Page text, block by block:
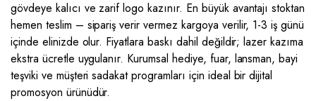
gövdeye kalıcı ve zarif logo kazınır. En büyük avantajı stoktan
hemen teslim – sipariş verir vermez kargoya verilir, 1-3 iş günü
içinde elinizde olur. Fiyatlara baskı dahil değildir; lazer kazıma
ekstra ücretle uygulanır. Kurumsal hediye, fuar, lansman, bayi
teşviki ve müşteri sadakat programları için ideal bir dijital
promosyon ürünüdür.